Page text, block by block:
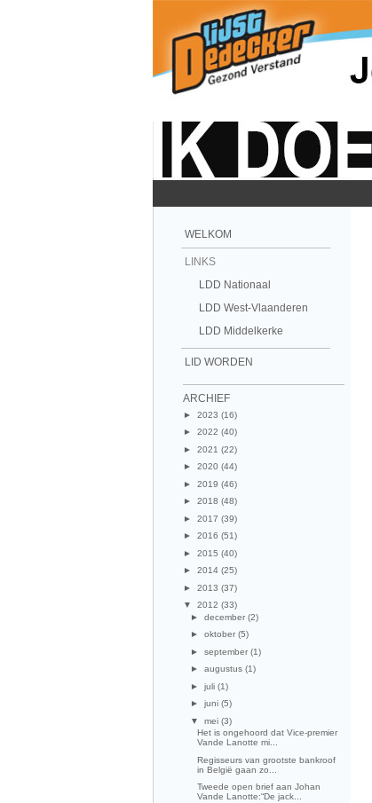
WELKOM
LINKS
LDD Nationaal
LDD West-Vlaanderen
LDD Middelkerke
LID WORDEN
ARCHIEF
► 2023 (16)
► 2022 (40)
► 2021 (22)
► 2020 (44)
► 2019 (46)
► 2018 (48)
► 2017 (39)
► 2016 (51)
► 2015 (40)
► 2014 (25)
► 2013 (37)
▼ 2012 (33)
► december (2)
► oktober (5)
► september (1)
► augustus (1)
► juli (1)
► juni (5)
▼ mei (3)
Het is ongehoord dat Vice-premier
Vande Lanotte mi...
Regisseurs van grootste bankroof
in België gaan zo...
Tweede open brief aan Johan
Vande Lanotte:“De jack...